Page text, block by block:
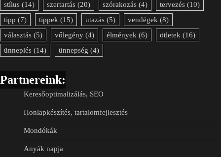
stílus (14) szertartás (20) szórakozás (4) tervezés (10)
tipp (7) tippek (15) utazás (5) vendégek (8)
választás (5) vőlegény (4) élmények (6) ötletek (16)
ünneplés (14) ünnepség (4)
Partnereink:
Keresőoptimalizálás, SEO
Honlapkészítés, tartalomfejlesztés
Mondókák
Anyák napja